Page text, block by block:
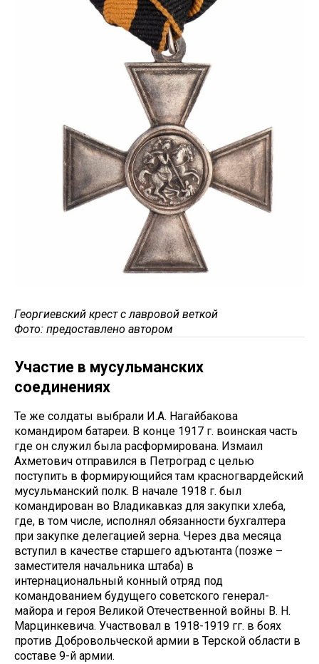
Георгиевский крест с лавровой веткой
Фото: предоставлено автором
Участие в мусульманских
соединениях
Те же солдаты выбрали И.А. Нагайбакова
командиром батареи. В конце 1917 г. воинская часть
где он служил была расформирована. Измаил
Ахметович отправился в Петроград с целью
поступить в формирующийся там красногвардейский
мусульманский полк. В начале 1918 г. был
командирован во Владикавказ для закупки хлеба,
где, в том числе, исполнял обязанности бухгалтера
при закупке делегацией зерна. Через два месяца
вступил в качестве старшего адъютанта (позже –
заместителя начальника штаба) в
интернациональный конный отряд под
командованием будущего советского генерал-
майора и героя Великой Отечественной войны В. Н.
Марцинкевича. Участвовал в 1918-1919 гг. в боях
против Добровольческой армии в Терской области в
составе 9-й армии.